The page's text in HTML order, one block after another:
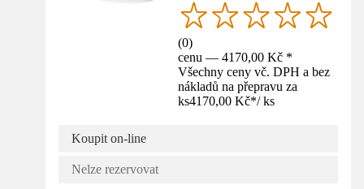
(0)
cenu — 4170,00 Kč *
Všechny ceny vč. DPH a bez
nákladů na přepravu za
ks4170,00 Kč*/ ks
Koupit on-line
Nelze rezervovat